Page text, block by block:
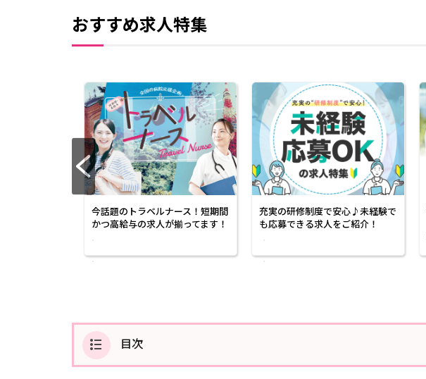
おすすめ求人特集
今話題のトラベルナース！短期間
かつ高給与の求人が揃ってます！
充実の研修制度で安心♪未経験で
も応募できる求人をご紹介！
目次
1
み